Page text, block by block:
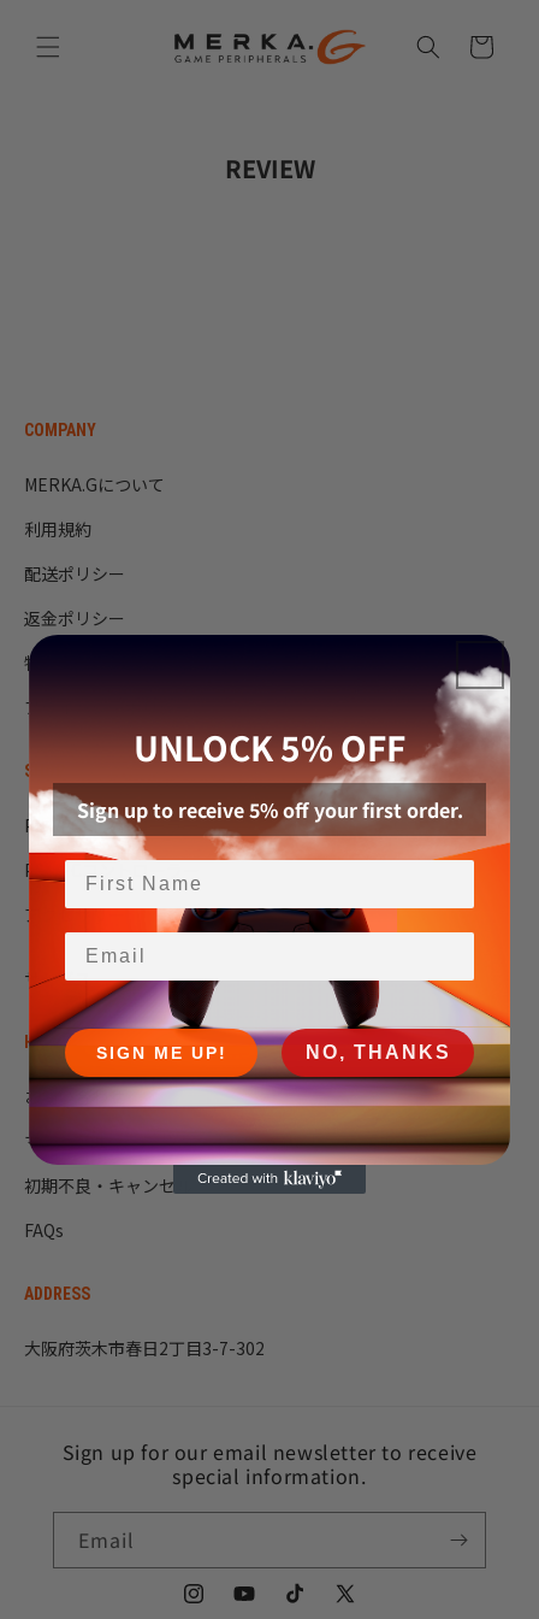
content
Cart
REVIEW
COMPANY
MERKA.Gについて
利用規約
配送ポリシー
返金ポリシー
特定商取引法
プライバシーポリシー
SHOP
PS5/PCコントローラー
PS4/PCコントローラー
アクセサリー
サービス
HELP
お問い合わせ
マニュアル
初期不良・キャンセル
FAQs
ADDRESS
大阪府茨木市春日2丁目3-7-302
Sign up for our email newsletter to receive
special information.
Email
InstagramYouTubeTikTok X
UNLOCK 5% OFF
Sign up to receive 5% off your first order.
Email
SIGN ME UP! NO, THANKS